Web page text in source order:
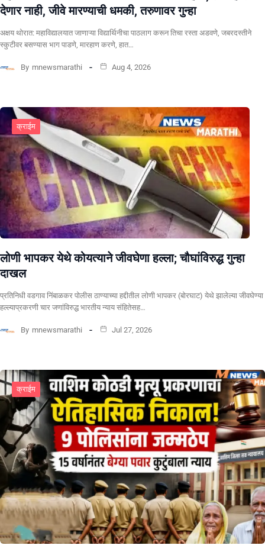
देणार नाही, जीवे मारण्याची धमकी, तरुणावर गुन्हा
अक्षय थोरात: महाविद्यालयात जाणाऱ्या विद्यार्थिनीचा पाठलाग करून तिचा रस्ता अडवणे, जबरदस्तीने
स्कुटीवर बसण्यास भाग पाडणे, मारहाण करणे, हात…
By mnewsmarathi Aug 4, 2026
क्राईम
लोणी भापकर येथे कोयत्याने जीवघेणा हल्ला; चौघांविरुद्ध गुन्हा
दाखल
प्रतिनिधी वडगाव निंबाळकर पोलीस ठाण्याच्या हद्दीतील लोणी भापकर (बोरघाट) येथे झालेल्या जीवघेण्या
हल्ल्याप्रकरणी चार जणांविरुद्ध भारतीय न्याय संहितेसह…
By mnewsmarathi Jul 27, 2026
क्राईम